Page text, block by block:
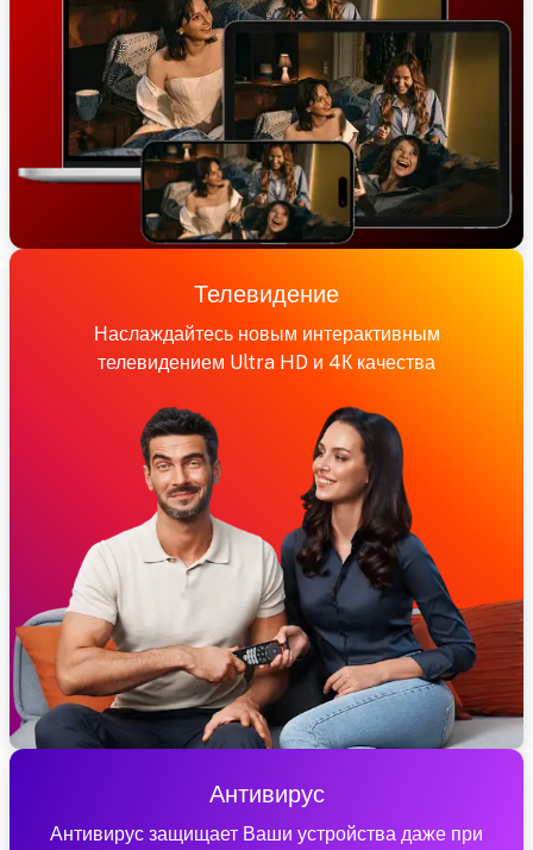
Телевидение
Наслаждайтесь новым интерактивным
телевидением Ultra HD и 4К качества
Антивирус
Антивирус защищает Ваши устройства даже при